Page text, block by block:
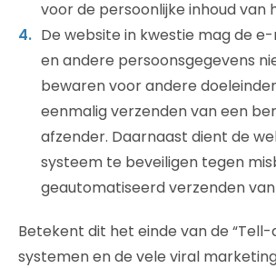
voor de persoonlijke inhoud van
De website in kwestie mag de
en andere persoonsgegevens
bewaren voor andere
eenmalig verzenden van een
afzender. Daarnaast dient de
systeem te beveiligen tegen
geautomatiseerd verzenden
Betekent dit het einde van de
systemen en de vele viral